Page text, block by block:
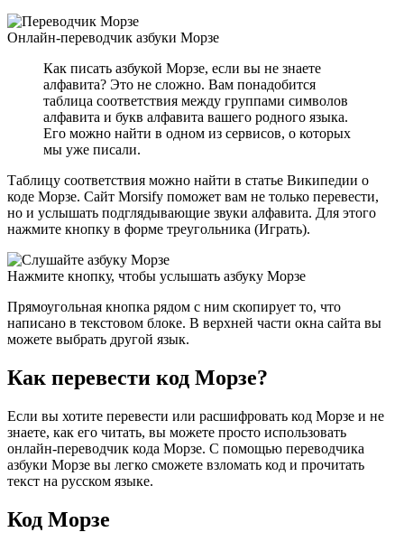
Онлайн-переводчик азбуки Морзе
Как писать азбукой Морзе, если вы не знаете
алфавита? Это не сложно. Вам понадобится
таблица соответствия между группами символов
алфавита и букв алфавита вашего родного языка.
Его можно найти в одном из сервисов, о которых
мы уже писали.
Таблицу соответствия можно найти в статье Википедии о
коде Морзе. Сайт Morsify поможет вам не только перевести,
но и услышать подглядывающие звуки алфавита. Для этого
нажмите кнопку в форме треугольника (Играть).
Нажмите кнопку, чтобы услышать азбуку Морзе
Прямоугольная кнопка рядом с ним скопирует то, что
написано в текстовом блоке. В верхней части окна сайта вы
можете выбрать другой язык.
Как перевести код Морзе?
Если вы хотите перевести или расшифровать код Морзе и не
знаете, как его читать, вы можете просто использовать
онлайн-переводчик кода Морзе. С помощью переводчика
азбуки Морзе вы легко сможете взломать код и прочитать
текст на русском языке.
Код Морзе